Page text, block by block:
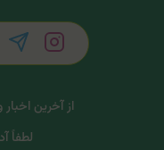
از آخرین
لطفاً